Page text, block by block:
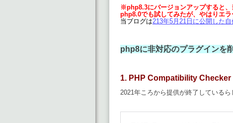
※php8.3にバージョンアップすると、
php8.0でも試してみたが、やはりエラ
当ブログは213年5月21日に公開した自
php8に非対応のプラグインを
1. PHP Compatibility Checker
2021年ころから提供が終了しているら